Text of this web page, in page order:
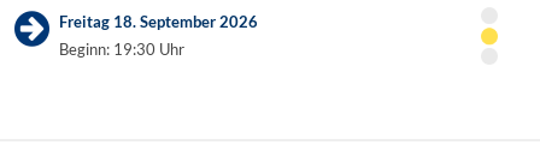
Freitag 18. September 2026
Beginn: 19:30 Uhr